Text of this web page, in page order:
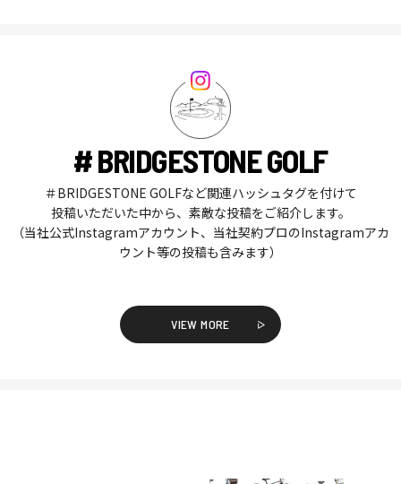
# BRIDGESTONE GOLF
＃BRIDGESTONE GOLFなど関連ハッシュタグを付けて
投稿いただいた中から、素敵な投稿をご紹介します。
（当社公式Instagramアカウント、当社契約プロのInstagramアカ
ウント等の投稿も含みます）
VIEW MORE